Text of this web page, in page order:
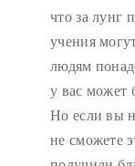
что за лунг
учения
людям
у вас может
Но если вы
не сможете